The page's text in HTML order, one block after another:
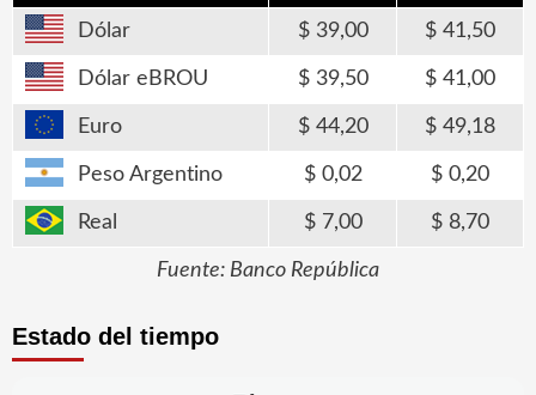
Dólar 39,00 41,50
Dólar eBROU 39,50 41,00
Euro 44,20 49,18
Peso Argentino 0,02 0,20
Real 7,00 8,70
Fuente: Banco República
Estado del tiempo